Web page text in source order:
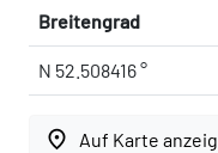
Breitengrad
N 52.508416 °
place Auf Karte